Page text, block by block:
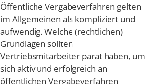
Öffentliche Vergabeverfahren gelten
im Allgemeinen als kompliziert und
aufwendig. Welche (rechtlichen)
Grundlagen sollten
Vertriebsmitarbeiter parat haben, um
sich aktiv und erfolgreich an
öffentlichen Vergabeverfahren